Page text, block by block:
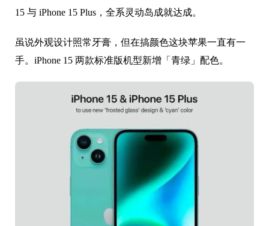
15 与 iPhone 15 Plus，全系灵动岛成就达成。
虽说外观设计照常牙膏，但在搞颜色这块苹果一直有一
手。iPhone 15 两款标准版机型新增「青绿」配色。